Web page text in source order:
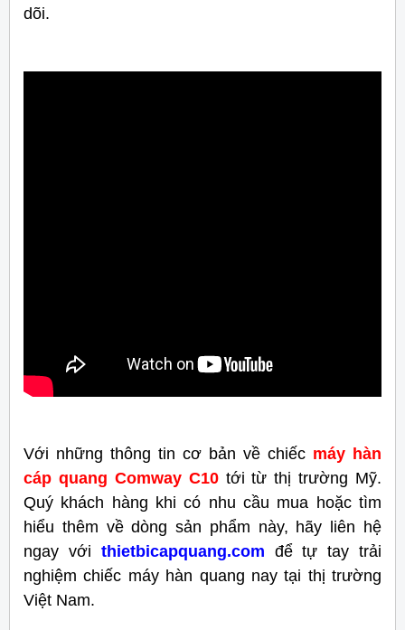
dõi.
Với những thông tin cơ bản về chiếc máy hàn
cáp quang Comway C10tới từ thị trường Mỹ.
Quý khách hàng khi có nhu cầu mua hoặc tìm
hiểu thêm về dòng sản phẩm này, hãy liên hệ
ngay với thietbicapquang.com để tự tay trải
nghiệm chiếc máy hàn quang nay tại thị trường
Việt Nam.